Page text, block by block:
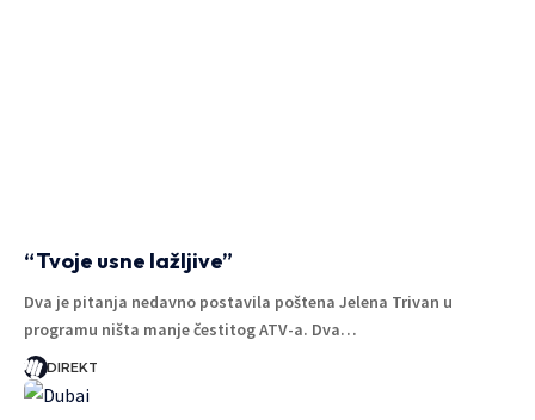
“Tvoje usne lažljive”
Dva je pitanja nedavno postavila poštena Jelena Trivan u
programu ništa manje čestitog ATV-a. Dva…
DIREKT